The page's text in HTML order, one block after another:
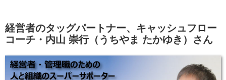
経営者のタッグパートナー、キャッシュフロー
コーチ・内山 崇行（うちやま たかゆき）さん